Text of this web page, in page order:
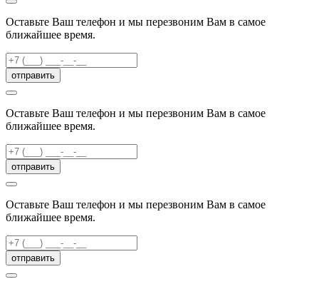
Оставьте Ваш телефон и мы перезвоним Вам в самое
ближайшее время.
отправить
Оставьте Ваш телефон и мы перезвоним Вам в самое
ближайшее время.
отправить
Оставьте Ваш телефон и мы перезвоним Вам в самое
ближайшее время.
отправить